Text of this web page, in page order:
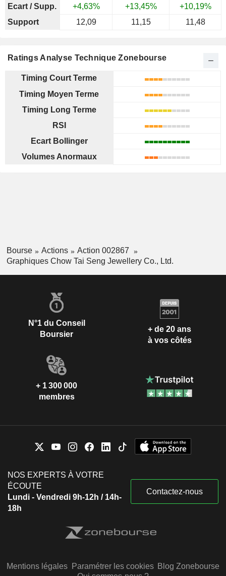
Ecart / Supp.
+4,63% +13,45%
+10,19%
Support
12,09 11,15 11,48
Ratings Analyse Technique Zonebourse
Timing Court Terme
Timing Moyen Terme
Timing Long Terme
RSI
Ecart Bollinger
Volumes Anormaux
Bourse Actions
Action 002867
Graphiques Chow Tai Seng Jewellery Co., Ltd.
N°1 du Conseil
Boursier
+ de 20 ans
à vos côtés
+ 1 300 000
membres
NOS EXPERTS À VOTRE
ÉCOUTE
Lundi - Vendredi 9h-12h / 14h-
18h
Contactez-nous
Mentions légales Paramétrer les cookies Blog Zonebourse